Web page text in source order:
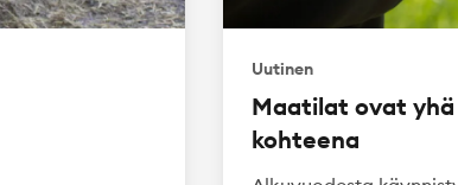
Uutinen
Maatilat ovat yhä
kohteena